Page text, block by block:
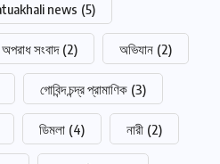
news (5)
অপরাধ সংবাদ (2) অভিযান (2)
গোবিন্দ চন্দ্র প্রামাণিক (3)
ডিমলা (4) নারী (2)